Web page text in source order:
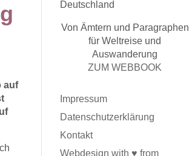
auf
Von Ämtern und Paragraphen
für Weltreise und
Auswanderung
ZUM WEBBOOK
Impressum
Datenschutzerklärung
Kontakt
Webdesign with ♥ from